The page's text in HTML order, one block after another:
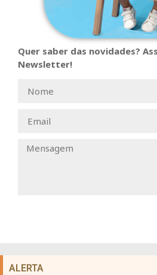
Quer saber das novidades?
Newsletter!
ALERTA